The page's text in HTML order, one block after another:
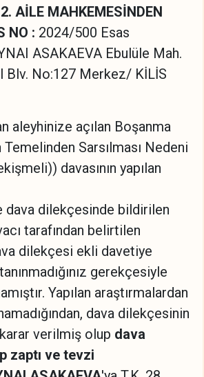
AİLE MAHKEMESİNDEN
NO : 2024/500 Esas
ASAKAEVA Ebulüle Mah.
Blv. No:127 Merkez/ KİLİS
aleyhinize açılan Boşanma
Sarsılması Nedeni
davasının yapılan
dava dilekçesinde bildirilen
tarafından belirtilen
dilekçesi ekli davetiye
gerekçesiyle
Yapılan araştırmalardan
dava dilekçesinin
verilmiş olup dava
zaptı ve tevzi